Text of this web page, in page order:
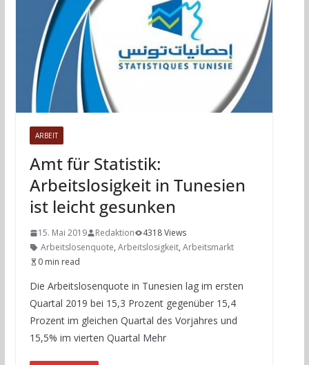
ARBEIT
Amt für Statistik:
Arbeitslosigkeit in Tunesien
ist leicht gesunken
15. Mai 2019 Redaktion
4318 Views
Arbeitslosenquote, Arbeitslosigkeit, Arbeitsmarkt
0 min read
Die Arbeitslosenquote in Tunesien lag im ersten
Quartal 2019 bei 15,3 Prozent gegenüber 15,4
Prozent im gleichen Quartal des Vorjahres und
15,5% im vierten Quartal Mehr